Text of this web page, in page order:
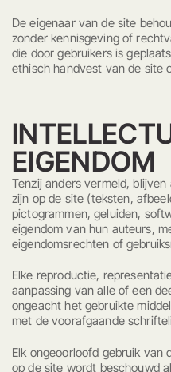
HOME
Reserveren
DE CAMPING
Foto galerij
Nieuws
De eigenaar van de site
zonder kennisgeving of
die door gebruikers is
ethisch handvest van de site
EIGENDOM
Tenzij anders vermeld,
zijn op de site (teksten,
pictogrammen, geluiden,
eigendom van hun auteurs,
eigendomsrechten of
Elke reproductie,
aanpassing van alle of een
ongeacht het gebruikte
met de voorafgaande
Elk ongeoorloofd gebruik
op de site wordt beschouwd